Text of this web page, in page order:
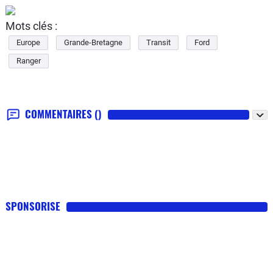
Mots clés :
Europe Grande-Bretagne Transit
Ford
Ranger
COMMENTAIRES ()
SPONSORISE